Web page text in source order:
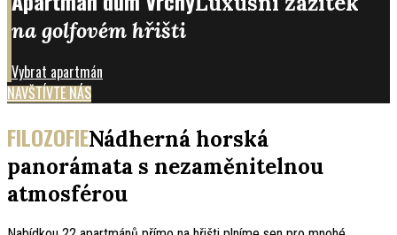
na golfovém hřišti
Vybrat apartmán
NAVŠTÍVTE NÁS
FILOZOFIENádherná horská
panorámata s nezaměnitelnou
atmosférou